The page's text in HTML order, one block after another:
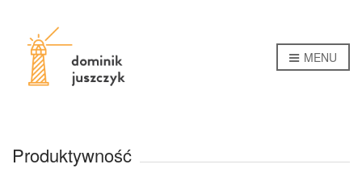
MENU
Produktywność